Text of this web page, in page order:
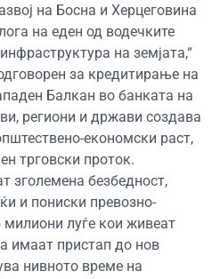
на Босна и Херцеговина
на еден од водечките
на земјата,“
за кредитирање на
Балкан во банката на
региони и држави создава
економски раст,
трговски проток.
зголемена безбедност,
и пониски превозно-
луѓе кои живеат
имаат пристап до нов
нивното време на